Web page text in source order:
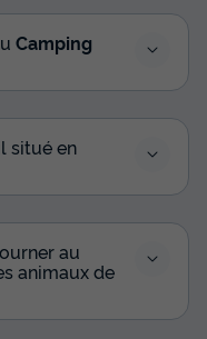
420 €
Camping
situé en
au
animaux de